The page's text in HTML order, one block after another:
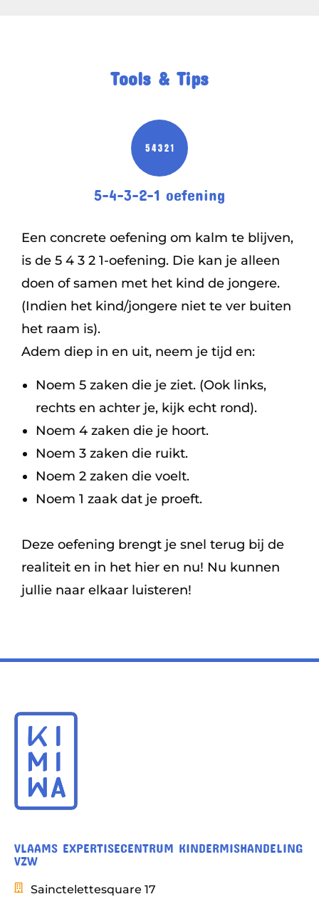
Tools & Tips
5-4-3-2-1 oefening
Een concrete oefening om kalm te blijven,
is de 5 4 3 2 1-oefening. Die kan je alleen
doen of samen met het kind de jongere.
(Indien het kind/jongere niet te ver buiten
het raam is).
Adem diep in en uit, neem je tijd en:
Noem 5 zaken die je ziet. (Ook links,
rechts en achter je, kijk echt rond).
Noem 4 zaken die je hoort.
Noem 3 zaken die ruikt.
Noem 2 zaken die voelt.
Noem 1 zaak dat je proeft.
Deze oefening brengt je snel terug bij de
realiteit en in het hier en nu! Nu kunnen
jullie naar elkaar luisteren!
VLAAMS EXPERTISECENTRUM KINDERMISHANDELING
VZW
Sainctelettesquare 17